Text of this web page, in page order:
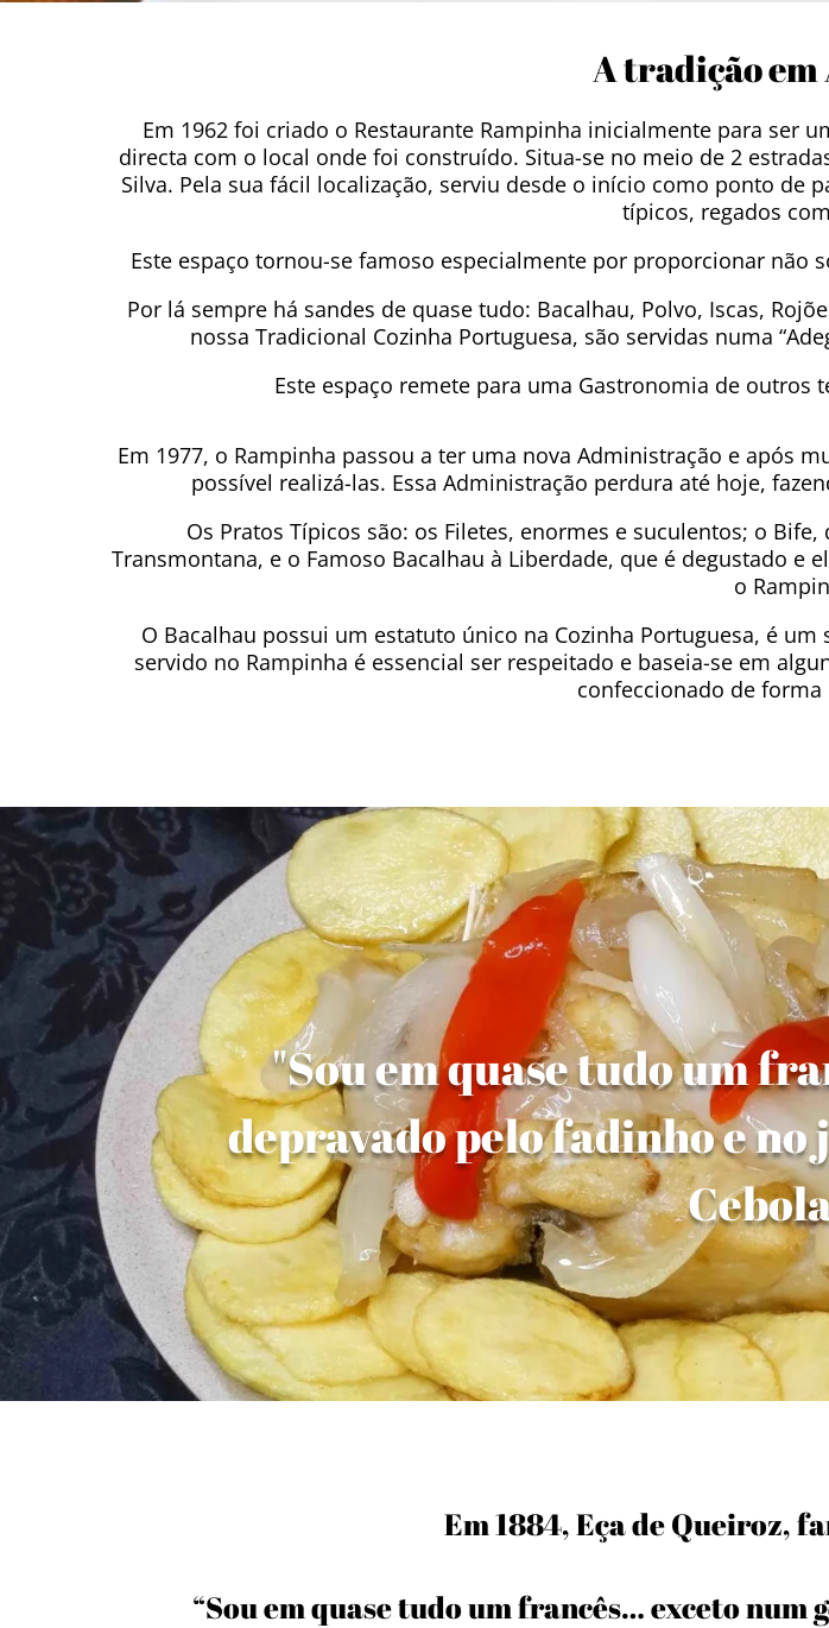
A tradição
Em 1962 foi criado o Restaurante Rampinha inicialmente para ser
directa com o local onde foi construído. Situa-se no meio de 2
Silva. Pela sua fácil localização, serviu desde o início como ponto de
típicos, regados
Este espaço tornou-se famoso especialmente por proporcionar não
Por lá sempre há sandes de quase tudo: Bacalhau, Polvo, Iscas,
nossa Tradicional Cozinha Portuguesa, são servidas numa
Este espaço remete para uma Gastronomia de
Em 1977, o Rampinha passou a ter uma nova Administração e após
possível realizá-las. Essa Administração perdura até hoje,
Os Pratos Típicos são: os Filetes, enormes e suculentos; o
Transmontana, e o Famoso Bacalhau à Liberdade, que é degustado
o
O Bacalhau possui um estatuto único na Cozinha Portuguesa, é
servido no Rampinha é essencial ser respeitado e baseia-se em
confeccionado de
"Sou em quase tudo um
depravado pelo fadinho e
Em 1884, Eça de Queiroz,
“Sou em quase tudo um francês… exceto